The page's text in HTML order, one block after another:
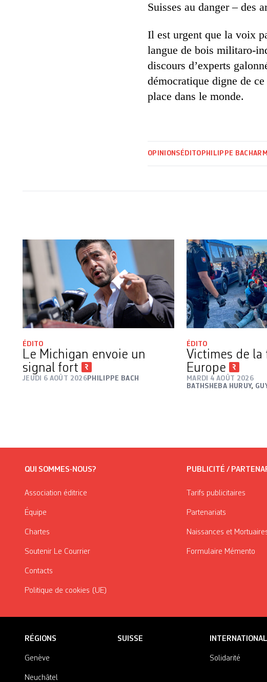
Suisses au danger – des
Il est urgent que la voix
langue de bois militaro-
discours d’experts
démocratique digne de
place dans le monde.
OPINIONS ÉDITO PHILIPPE BACH
ÉDITO
Le Michigan envoie un
signal fort
JEUDI 6 AOÛT 2026PHILIPPE BACH
ÉDITO
Victimes de la
Europe
MARDI 4 AOÛT 2026
BATHSHEBA HURUY,
QUI SOMMES-NOUS?
Association éditrice
Équipe
Chartes
Soutenir Le Courrier
Contacts
Politique de cookies (UE)
PUBLICITÉ /
Tarifs publicitaires
Partenariats
Naissances et
Formulaire Mémento
RÉGIONS
Genève
Neuchâtel
SUISSE INTERNATIONAL
Solidarité